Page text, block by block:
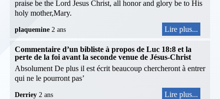
praise be the Lord Jesus Christ, all honor and glory be to His
holy mother,Mary.
plaquemine 2 ans Lire plus...
Commentaire d’un bibliste à propos de Luc 18:8 et la
perte de la foi avant la seconde venue de Jésus-Christ
Absolument De plus il est écrit beaucoup chercheront à entrer
qui ne le pourront pas’
Derriey 2 ans Lire plus...